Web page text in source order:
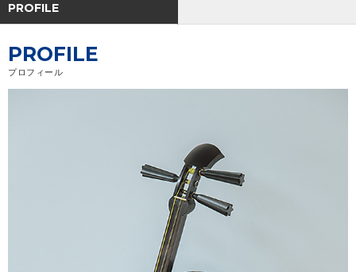
アーティスト
ジャンル
PROFILE
PROFILE
プロフィール